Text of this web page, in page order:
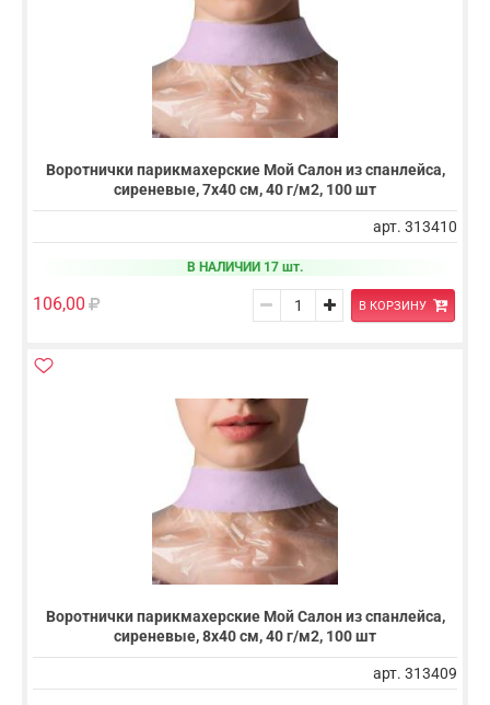
Воротнички парикмахерские Мой Салон из спанлейса,
сиреневые, 7х40 см, 40 г/м2, 100 шт
арт. 313410
В НАЛИЧИИ 17 шт.
106,00 В КОРЗИНУ
Воротнички парикмахерские Мой Салон из спанлейса,
сиреневые, 8х40 см, 40 г/м2, 100 шт
арт. 313409